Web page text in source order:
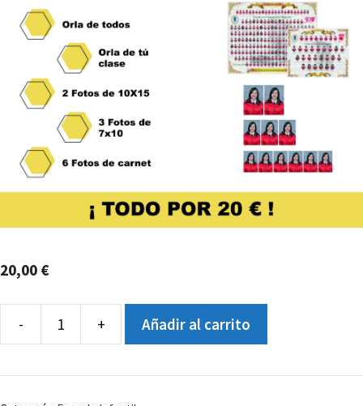
20,00 €
-
TAFAD
B2B
+ Añadir al carrito